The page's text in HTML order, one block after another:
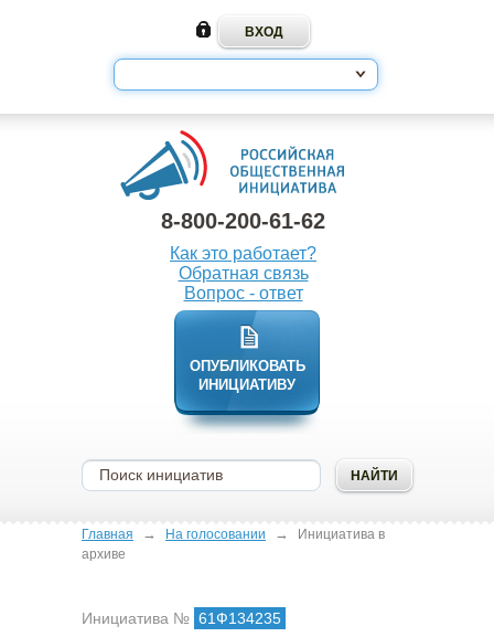
8-800-200-61-62
Как это работает?
Обратная связь
Вопрос - ответ
ОПУБЛИКОВАТЬ
ИНИЦИАТИВУ
Главная → На голосовании →
Инициатива в
архиве
Инициатива № 61Ф134235